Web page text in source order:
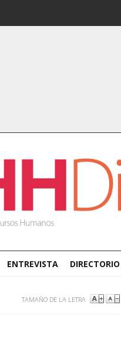
ENTREVISTA DIRECTORIO
TAMAÑO DE LA LETRA